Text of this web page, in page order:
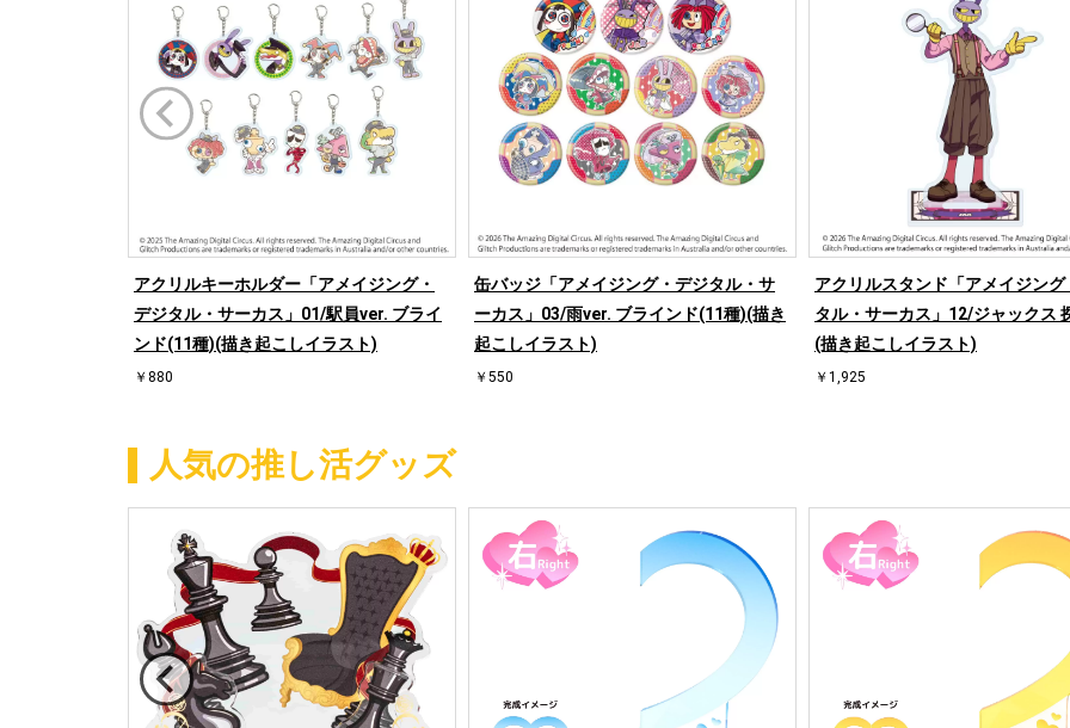
アクリルキーホルダー「アメイジング・
デジタル・サーカス」01/駅員ver. ブライ
ンド(11種)(描き起こしイラスト)
￥880
缶バッジ「アメイジング・デジタル・サ
ーカス」03/雨ver. ブラインド(11種)(描き
起こしイラスト)
￥550
アクリルスタンド「アメイジング
タル・サーカス」12/ジャックス
(描き起こしイラスト)
￥1,925
人気の推し活グッズ